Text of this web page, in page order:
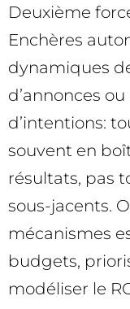
Deuxième
Enchères
dynamiques
d’annonces
d’intentions:
souvent en
résultats, pas
sous-jacents.
mécanismes
budgets,
modéliser le